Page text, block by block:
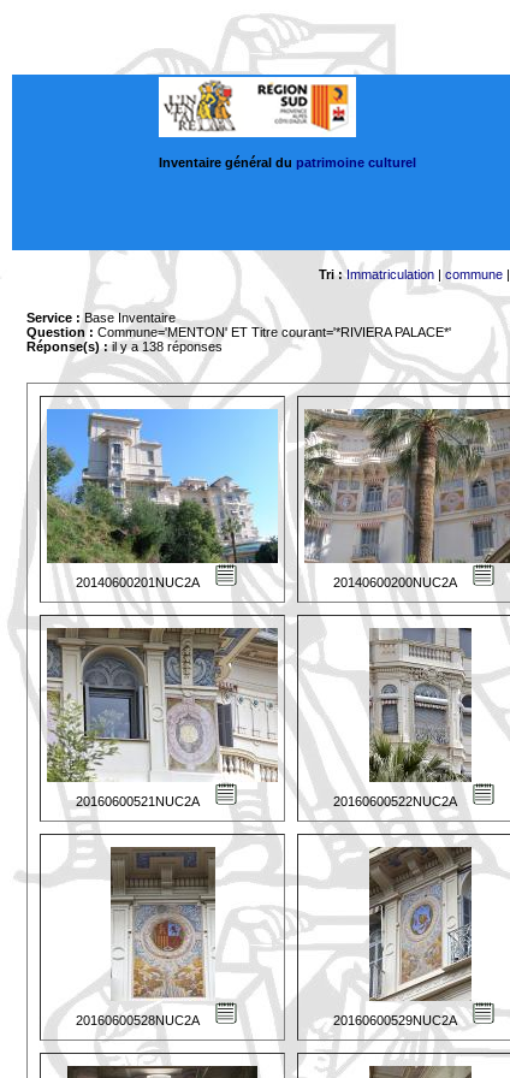
Inventaire général du patrimoine culturel
Tri : Immatriculation| commune|
Service : Base Inventaire
Question : Commune='MENTON' ET Titre courant='*RIVIERA PALACE*'
Réponse(s) :il y a 138 réponses
20140600201NUC2A 20140600200NUC2A
20160600521NUC2A 20160600522NUC2A
20160600528NUC2A 20160600529NUC2A